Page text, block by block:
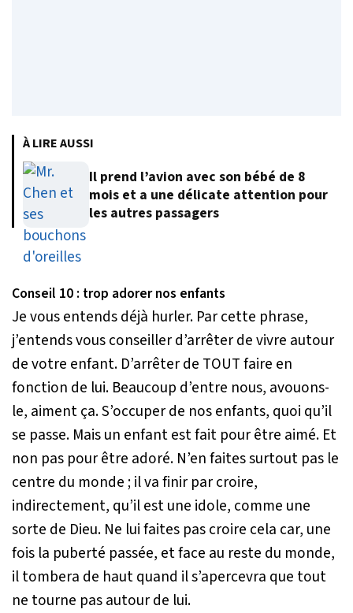
À LIRE AUSSI
Il prend l’avion avec son bébé de 8
mois et a une délicate attention pour
les autres passagers
Conseil 10 : trop adorer nos enfants
Je vous entends déjà hurler. Par cette phrase,
j’entends vous conseiller d’arrêter de vivre autour
de votre enfant. D’arrêter de TOUT faire en
fonction de lui. Beaucoup d’entre nous, avouons-
le, aiment ça. S’occuper de nos enfants, quoi qu’il
se passe. Mais un enfant est fait pour être aimé. Et
non pas pour être adoré. N’en faites surtout pas le
centre du monde ; il va finir par croire,
indirectement, qu’il est une idole, comme une
sorte de Dieu. Ne lui faites pas croire cela car, une
fois la puberté passée, et face au reste du monde,
il tombera de haut quand il s’apercevra que tout
ne tourne pas autour de lui.